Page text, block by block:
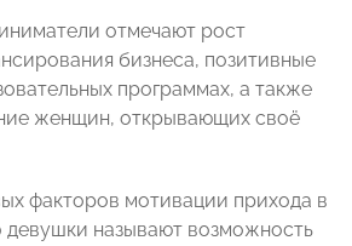
отмечают рост
бизнеса, позитивные
программах, а также
женщин, открывающих своё
факторов мотивации прихода в
девушки называют возможность